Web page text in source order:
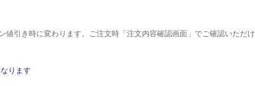
値引き時に変わります。ご注文時「注文内容確認画面」でご確認いただけ
ります